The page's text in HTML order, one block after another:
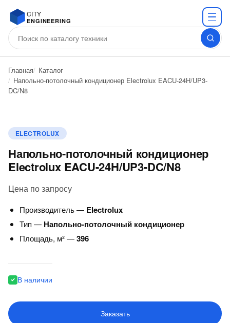
CITY
ENGINEERING
Главная Каталог
Напольно-потолочный кондиционер Electrolux EACU-24H/UP3-
DC/N8
ELECTROLUX
Напольно-потолочный кондиционер
Electrolux EACU-24H/UP3-DC/N8
Цена по запросу
Производитель — Electrolux
Тип — Напольно-потолочный кондиционер
Площадь, м² —396
В наличии
Заказать